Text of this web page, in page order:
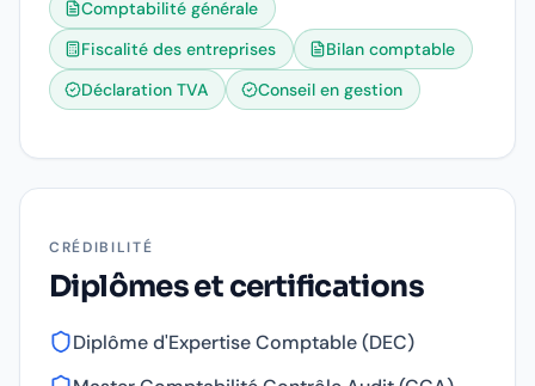
Comptabilité générale
Fiscalité des entreprises
Bilan comptable
Déclaration TVA
Conseil en gestion
CRÉDIBILITÉ
Diplômes et certifications
Diplôme d'Expertise Comptable (DEC)